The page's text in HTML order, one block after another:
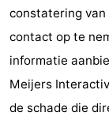
Forum
Route
-
constatering van
contact op te
informatie
Meijers
de schade die